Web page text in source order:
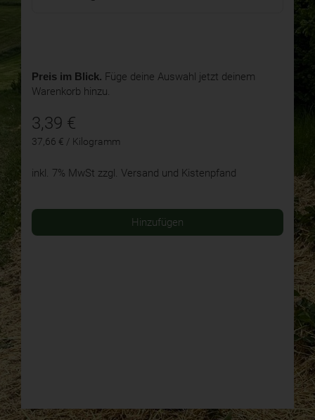
Preis im Blick. Füge deine Auswahl jetzt deinem
Warenkorb hinzu.
3,39 €
37,66 € / Kilogramm
inkl. 7% MwSt zzgl. Versand und Kistenpfand
Hinzufügen